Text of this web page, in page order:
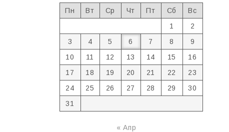
Пн Вт Ср Чт Пт Сб
Вс
1
2
3
4 5 6 7 8
9
10
11 12 13 14 15
16
17
18 19 20 21 22
23
24
25 26 27 28 29
30
31
« Апр